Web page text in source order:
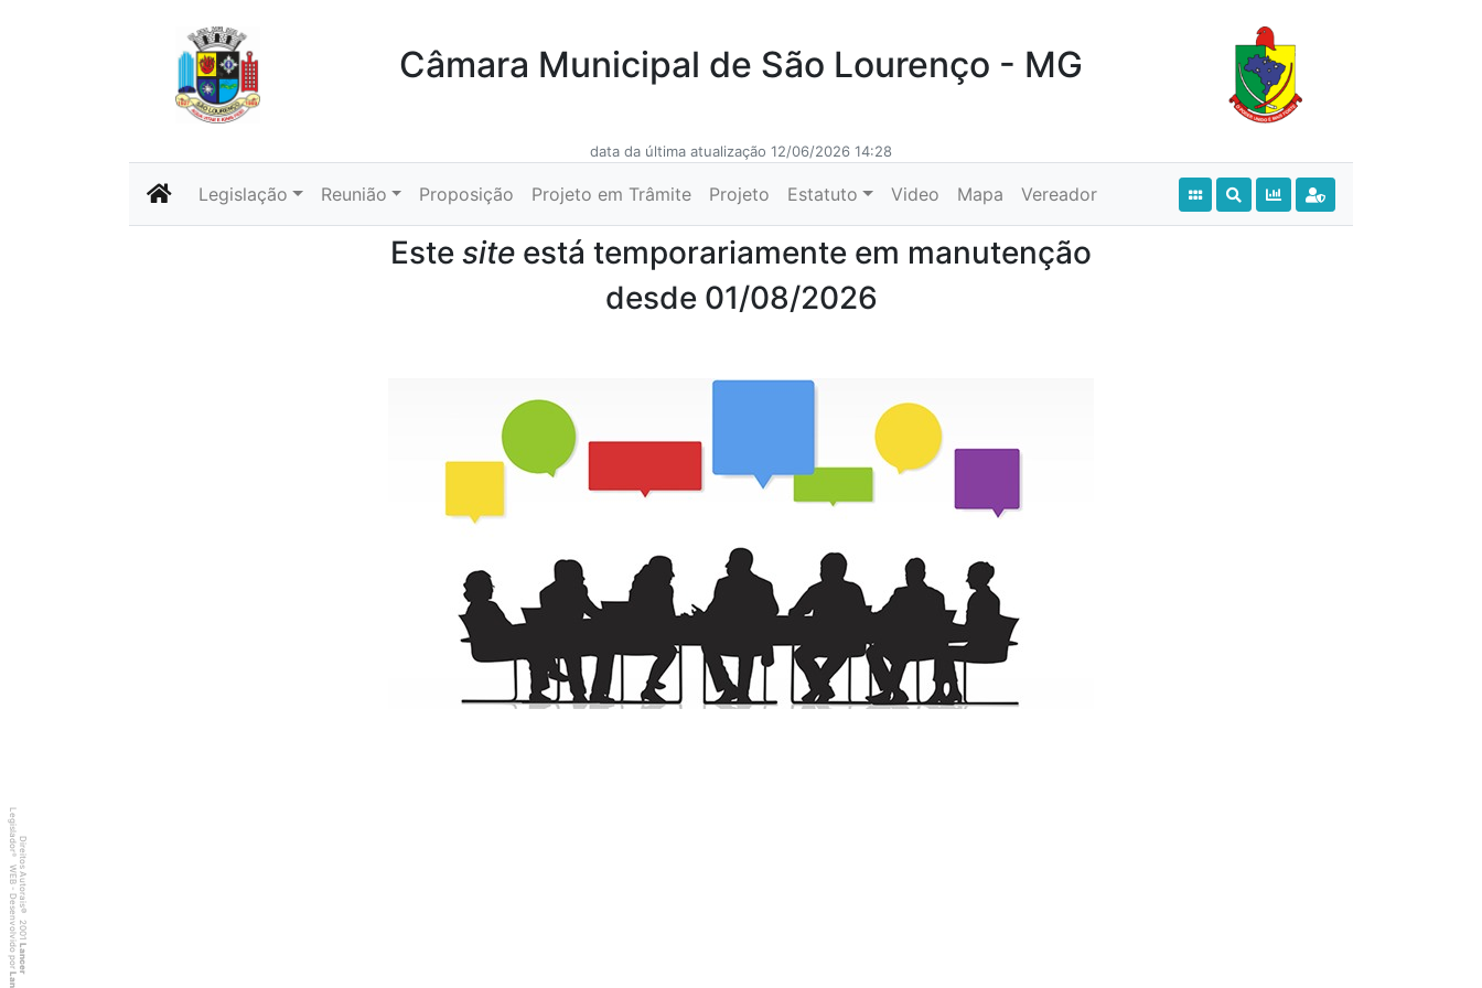
Câmara Municipal de São Lourenço - MG
data da última atualização 12/06/2026 14:28
Legislação Reunião Proposição Projeto em Trâmite Projeto Estatuto Video Mapa Vereador
Este site está temporariamente em manutenção
desde 01/08/2026
Direitos Autorais
©
2001
Lancer
Legislador
®
WEB - Desenvolvido por